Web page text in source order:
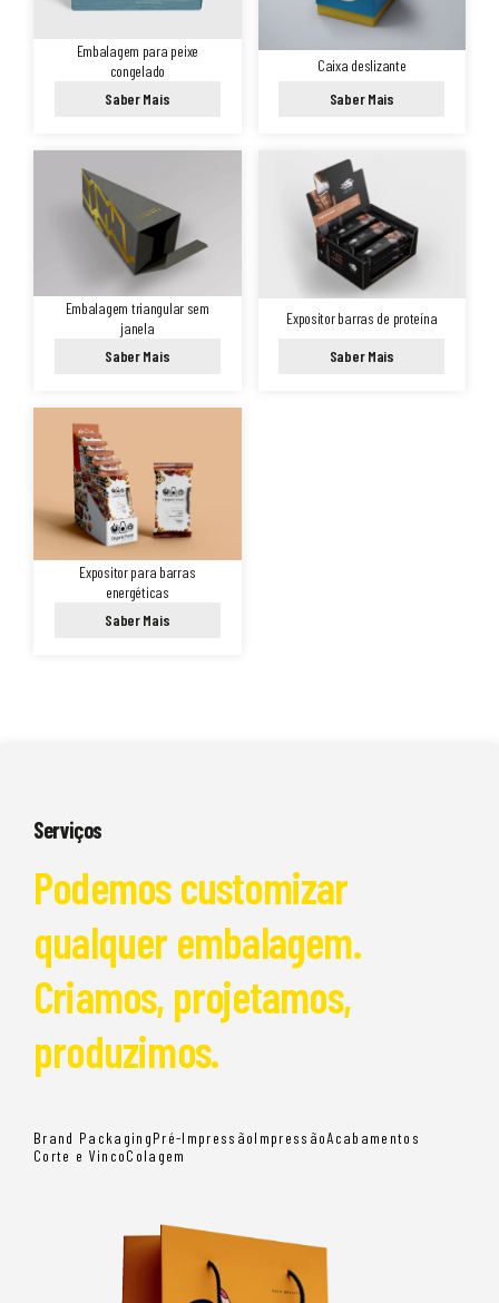
Embalagem para peixe
congelado
Saber Mais
Caixa deslizante
Saber Mais
Embalagem triangular sem
janela
Saber Mais
Expositor barras de proteína
Saber Mais
Expositor para barras
energéticas
Saber Mais
Serviços
Podemos customizar
qualquer embalagem.
Criamos, projetamos,
produzimos.
Brand PackagingPré-ImpressãoImpressãoAcabamentos
Corte e VincoColagem